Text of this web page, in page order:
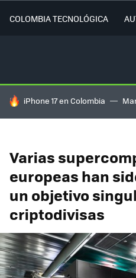
COLOMBIA TECNOLÓGICA
HOY SE HABLA DE
iPhone 17 en Colombia
Varias
europeas han
un objetivo
criptodivisas